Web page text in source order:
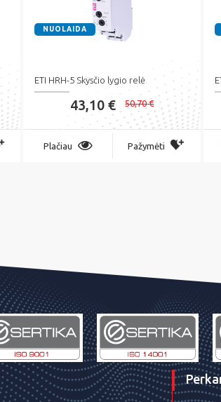
NUOLAIDA
ETI HRH-5 Skysčio lygio relė
43,10 € 50,70 €
Plačiau Pažymėti